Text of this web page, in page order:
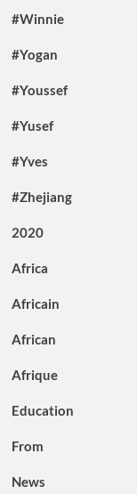
#Winnie
#Yogan
#Youssef
#Yusef
#Yves
#Zhejiang
2020
Africa
Africain
African
Afrique
Education
From
News